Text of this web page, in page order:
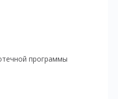
программы